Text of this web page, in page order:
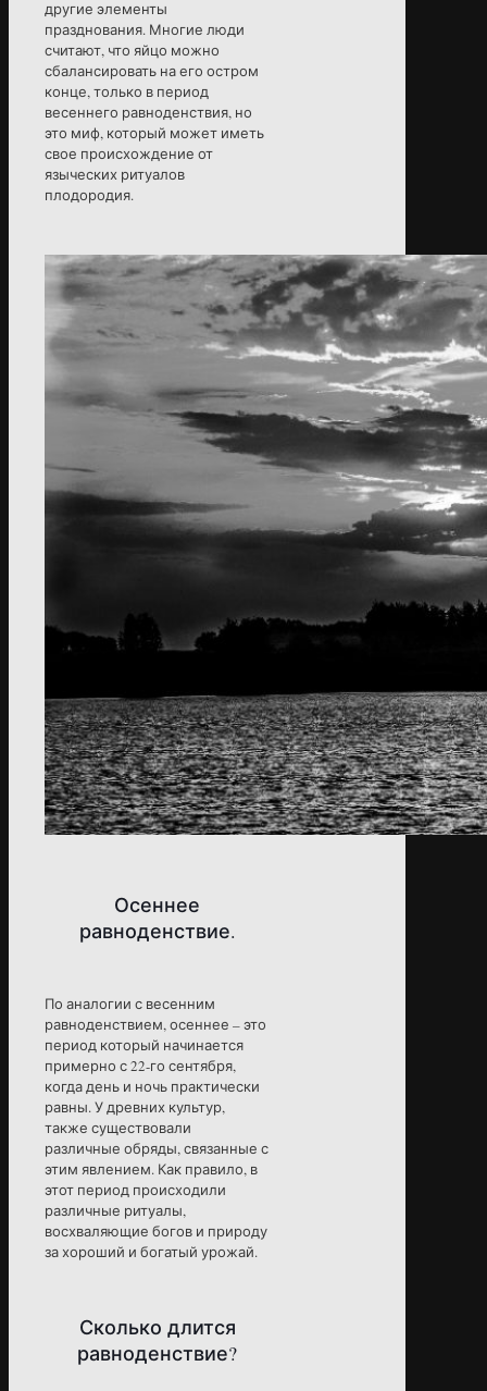
другие элементы
празднования. Многие люди
считают, что яйцо можно
сбалансировать на его остром
конце, только в период
весеннего равноденствия, но
это миф, который может иметь
свое происхождение от
языческих ритуалов
плодородия.
Осеннее
равноденствие.
По аналогии с весенним
равноденствием, осеннее – это
период который начинается
примерно с 22-го сентября,
когда день и ночь практически
равны. У древних культур,
также существовали
различные обряды, связанные с
этим явлением. Как правило, в
этот период происходили
различные ритуалы,
восхваляющие богов и природу
за хороший и богатый урожай.
Сколько длится
равноденствие?